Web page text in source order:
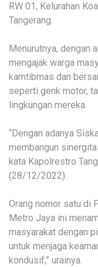
RW 01, Kelurahan
Tangerang.
Menurutnya, dengan
mengajak warga
kamtibmas dan
seperti genk motor,
lingkungan mereka.
“Dengan adanya
membangun
kata Kapolrestro
(28/12/2022).
Orang nomor satu di
Metro Jaya ini
masyarakat dengan
untuk menjaga
kondusif,” urainya.